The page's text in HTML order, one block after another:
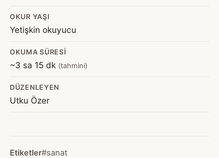
OKUR YAŞI
Yetişkin okuyucu
OKUMA SÜRESI
~3 sa 15 dk (tahmini)
DÜZENLEYEN
Utku Özer
Etiketler#sanat